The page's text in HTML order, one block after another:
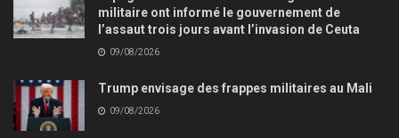
militaire ont informé le gouvernement de
l’assaut trois jours avant l’invasion de Ceuta
09/08/2026
Trump envisage des frappes militaires au Mali
09/08/2026